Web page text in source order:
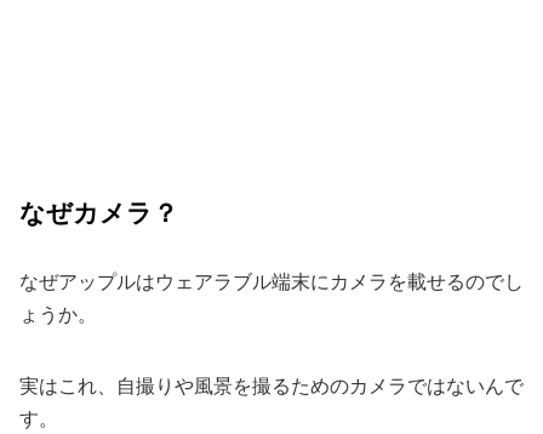
なぜカメラ？
なぜアップルはウェアラブル端末にカメラを載せるのでし
ょうか。
実はこれ、自撮りや風景を撮るためのカメラではないんで
す。